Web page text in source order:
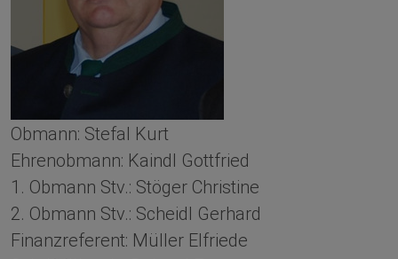
Obmann: Stefal Kurt
Ehrenobmann: Kaindl Gottfried
1. Obmann Stv.: Stöger Christine
2. Obmann Stv.: Scheidl Gerhard
Finanzreferent: Müller Elfriede